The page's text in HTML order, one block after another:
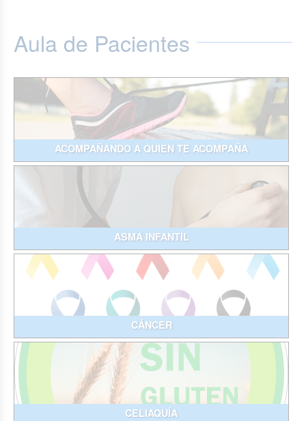
Aula de Pacientes
ACOMPAÑANDO A QUIEN TE ACOMPAÑA
ASMA INFANTIL
CÁNCER
CELIAQUÍA